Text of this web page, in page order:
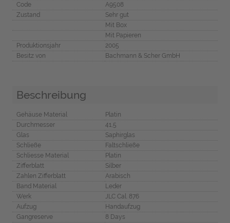
Code
A9508
Zustand
Sehr gut
Mit Box
Mit Papieren
Produktionsjahr
2005
Besitz von
Bachmann & Scher GmbH
Beschreibung
Gehäuse Material
Platin
Durchmesser
41,5
Glas
Saphirglas
Schließe
Faltschließe
Schliesse Material
Platin
Zifferblatt
Silber
Zahlen Zifferblatt
Arabisch
Band Material
Leder
Werk
JLC Cal. 876
Aufzug
Handaufzug
Gangreserve
8 Days